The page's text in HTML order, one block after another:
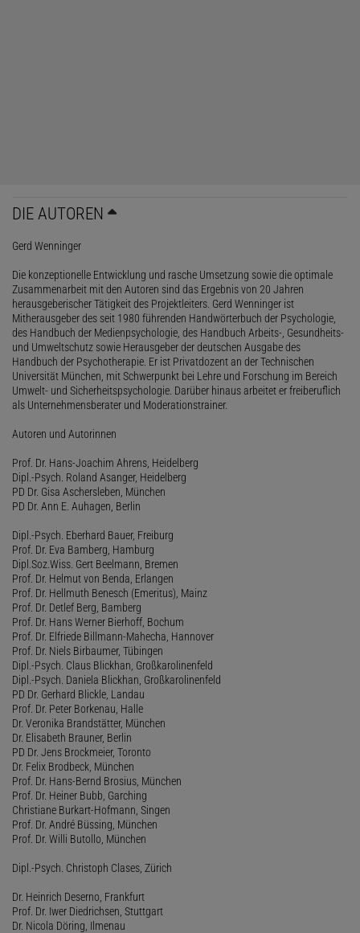
DIE AUTOREN
Gerd Wenninger
Die konzeptionelle Entwicklung und rasche Umsetzung sowie die optimale
Zusammenarbeit mit den Autoren sind das Ergebnis von 20 Jahren
herausgeberischer Tätigkeit des Projektleiters. Gerd Wenninger ist
Mitherausgeber des seit 1980 führenden Handwörterbuch der Psychologie,
des Handbuch der Medienpsychologie, des Handbuch Arbeits-, Gesundheits-
und Umweltschutz sowie Herausgeber der deutschen Ausgabe des
Handbuch der Psychotherapie. Er ist Privatdozent an der Technischen
Universität München, mit Schwerpunkt bei Lehre und Forschung im Bereich
Umwelt- und Sicherheitspsychologie. Darüber hinaus arbeitet er freiberuflich
als Unternehmensberater und Moderationstrainer.
Autoren und Autorinnen
Prof. Dr. Hans-Joachim Ahrens, Heidelberg
Dipl.-Psych. Roland Asanger, Heidelberg
PD Dr. Gisa Aschersleben, München
PD Dr. Ann E. Auhagen, Berlin
Dipl.-Psych. Eberhard Bauer, Freiburg
Prof. Dr. Eva Bamberg, Hamburg
Dipl.Soz.Wiss. Gert Beelmann, Bremen
Prof. Dr. Helmut von Benda, Erlangen
Prof. Dr. Hellmuth Benesch (Emeritus), Mainz
Prof. Dr. Detlef Berg, Bamberg
Prof. Dr. Hans Werner Bierhoff, Bochum
Prof. Dr. Elfriede Billmann-Mahecha, Hannover
Prof. Dr. Niels Birbaumer, Tübingen
Dipl.-Psych. Claus Blickhan, Großkarolinenfeld
Dipl.-Psych. Daniela Blickhan, Großkarolinenfeld
PD Dr. Gerhard Blickle, Landau
Prof. Dr. Peter Borkenau, Halle
Dr. Veronika Brandstätter, München
Dr. Elisabeth Brauner, Berlin
PD Dr. Jens Brockmeier, Toronto
Dr. Felix Brodbeck, München
Prof. Dr. Hans-Bernd Brosius, München
Prof. Dr. Heiner Bubb, Garching
Christiane Burkart-Hofmann, Singen
Prof. Dr. André Büssing, München
Prof. Dr. Willi Butollo, München
Dipl.-Psych. Christoph Clases, Zürich
Dr. Heinrich Deserno, Frankfurt
Prof. Dr. Iwer Diedrichsen, Stuttgart
Dr. Nicola Döring, Ilmenau